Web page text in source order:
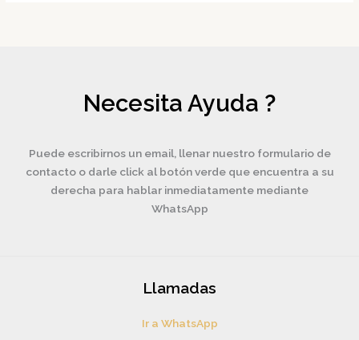
Necesita Ayuda ?
Puede escribirnos un email, llenar nuestro formulario de
contacto o darle click al botón verde que encuentra a su
derecha para hablar inmediatamente mediante
WhatsApp
Llamadas
Ir a WhatsApp